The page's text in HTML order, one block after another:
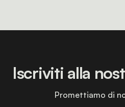
Iscriviti alla
Promettiamo di